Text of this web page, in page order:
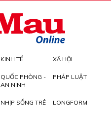
KINH TẾ XÃ HỘI
QUỐC PHÒNG -
AN NINH
PHÁP LUẬT
NHỊP SỐNG TRẺ LONGFORM